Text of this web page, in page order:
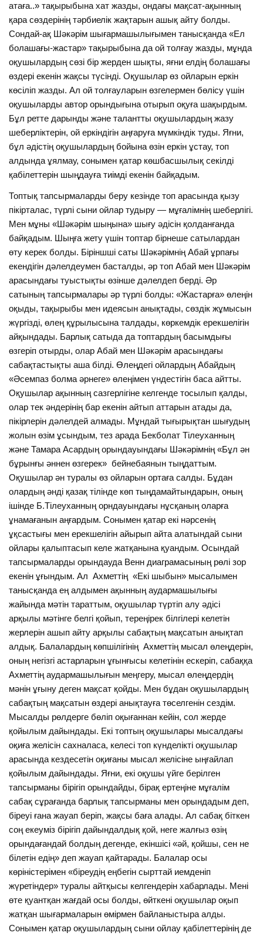
атаға..» тақырыбына хат жазды, ондағы мақсат-ақынның
қара сөздерінің тәрбиелік жақтарын ашық айту болды.
Сондай-ақ Шәкәрім шығармашылығымен танысқанда «Ел
болашағы-жастар» тақырыбына да ой толғау жазды, мұнда
оқушылардың сөзі бір жерден шықты, яғни елдің болашағы
өздері екенін жақсы түсінді. Оқушылар өз ойларын еркін
көсіліп жазды. Ал ой толғауларын өзгелермен бөлісу үшін
оқушыларды автор орындығына отырып оқуға шақырдым.
Бұл ретте дарынды және талантты оқушылардың жазу
шеберліктерін, ой еркіндігін аңғаруға мүмкіндік туды. Яғни,
бұл әдістің оқушылардың бойына өзін еркін ұстау, топ
алдында ұялмау, сонымен қатар көшбасшылық секілді
қабілеттерін шыңдауға тиімді екенін байқадым.
Топтық тапсырмаларды беру кезінде топ арасында қызу
пікірталас, түрлі сыни ойлар тудыру — мұғалімнің шеберлігі.
Мен мұны «Шәкәрім шыңына» шығу әдісін қолданғанда
байқадым. Шыңға жету үшін топтар бірнеше сатылардан
өту керек болды. Біріншші саты Шәкәрімнің Абай ұрпағы
екендігін дәлелдеумен басталды, әр топ Абай мен Шәкәрім
арасындағы туыстықты өзінше дәлелдеп берді. Әр
сатының тапсырмалары әр түрлі болды: «Жастарға» өлеңін
оқыды, тақырыбы мен идеясын анықтады, сөздік жұмысын
жүргізді, өлең құрылысына талдады, көркемдік ерекшелігін
айқындады. Барлық сатыда да топтардың басымдығы
өзгеріп отырды, олар Абай мен Шәкәрім арасындағы
сабақтастықты аша білді. Өлеңдегі ойлардың Абайдың
«Әсемпаз болма әрнеге» өлеңімен үндестігін баса айтты.
Оқушылар ақынның сазгерлігіне келгенде тосылып қалды,
олар тек әндерінің бар екенін айтып аттарын атады да,
пікірлерін дәлелдей алмады. Мұндай тығырықтан шығудың
жолын өзім ұсындым, тез арада Бекболат Тілеуханның
және Тамара Асардың орындауындағы Шәкәрімнің «Бұл ән
бұрынғы әннен өзгерек» бейнебаянын тыңдаттым.
Оқушылар ән туралы өз ойларын ортаға салды. Бұдан
олардың әнді қазақ тілінде көп тыңдамайтындарын, оның
ішінде Б.Тілеуханның орндауындағы нұсқаның оларға
ұнамағанын аңғардым. Сонымен қатар екі нәрсенің
ұқсастығы мен ерекшелігін айырып айта алатындай сыни
ойлары қалыптасып келе жатқанына қуандым. Осындай
тапсырмаларды орындауда Венн диаграмасының рөлі зор
екенін ұғындым. Ал Ахметтің «Екі шыбын» мысалымен
танысқанда ең алдымен ақынның аудармашылығы
жайында мәтін тараттым, оқушылар түртіп алу әдісі
арқылы мәтінге белгі қойып, тереңірек білгілері келетін
жерлерін ашып айту арқылы сабақтың мақсатын анықтап
алдық. Балалардың көпшілігінің Ахметтің мысал өлеңдерін,
оның негізгі астарларын ұғынғысы келетінін ескеріп, сабаққа
Ахметтің аудармашылығын меңгеру, мысал өлеңдердің
мәнін ұғыну деген мақсат қойды. Мен бұдан оқушылардың
сабақтың мақсатын өздері анықтауға төселгенін сездім.
Мысалды рөлдерге бөліп оқығаннан кейін, сол жерде
қойылым дайындады. Екі топтың оқушылары мысалдағы
оқиға желісін сахналаса, келесі топ күнделікті оқушылар
арасында кездесетін оқиғаны мысал желісіне ыңғайлап
қойылым дайындады. Яғни, екі оқушы үйге берілген
тапсырманы бірігіп орындайды, бірақ ертеңіне мұғалім
сабақ сұрағанда барлық тапсырманы мен орындадым деп,
біреуі ғана жауап беріп, жақсы баға алады. Ал сабақ біткен
соң екеуміз бірігіп дайындалдық қой, неге жалғыз өзің
орындағандай болдың дегенде, екіншісі «әй, қойшы, сен не
білетін едің» деп жауап қайтарады. Балалар осы
көріністерімен «біреудің еңбегін сырттай иемденіп
жүретіндер» туралы айтқысы келгендерін хабарлады. Мені
өте қуантқан жағдай осы болды, өйткені оқушылар оқып
жатқан шығармаларын өмірмен байланыстыра алды.
Сонымен қатар оқушылардың сыни ойлау қабілеттерінің де